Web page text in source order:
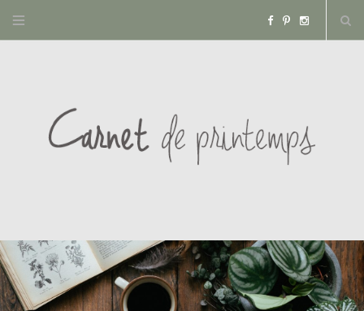
F
e
o
k
P
t
e
s
I
t
r
a